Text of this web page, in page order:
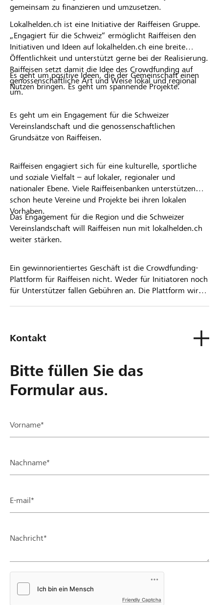
gemeinsam zu finanzieren und umzusetzen.
Lokalhelden.ch ist eine Initiative der Raiffeisen Gruppe.
„Engagiert für die Schweiz“ ermöglicht Raiffeisen den
Initiativen und Ideen auf lokalhelden.ch eine breite
Öffentlichkeit und unterstützt gerne bei der Realisierung.
Raiffeisen setzt damit die Idee des Crowdfunding auf
genossenschaftliche Art und Weise lokal und regional
um.
Es geht um positive Ideen, die der Gemeinschaft einen
Nutzen bringen. Es geht um spannende Projekte.
Es geht um ein Engagement für die Schweizer
Vereinslandschaft und die genossenschaftlichen
Grundsätze von Raiffeisen.
Raiffeisen engagiert sich für eine kulturelle, sportliche
und soziale Vielfalt – auf lokaler, regionaler und
nationaler Ebene. Viele Raiffeisenbanken unterstützen
schon heute Vereine und Projekte bei ihren lokalen
Vorhaben.
Das Engagement für die Region und die Schweizer
Vereinslandschaft will Raiffeisen nun mit lokalhelden.ch
weiter stärken.
Ein gewinnorientiertes Geschäft ist die Crowdfunding-
Plattform für Raiffeisen nicht. Weder für Initiatoren noch
für Unterstützer fallen Gebühren an. Die Plattform wird
Kontakt
Bitte füllen Sie das
Formular aus.
Vorname*
Nachname*
E-mail*
Nachricht*
Friendly Captcha